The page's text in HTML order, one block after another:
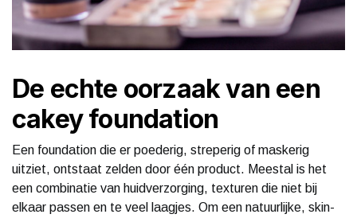
De echte oorzaak van een
cakey foundation
Een foundation die er poederig, streperig of maskerig
uitziet, ontstaat zelden door één product. Meestal is het
een combinatie van huidverzorging, texturen die niet bij
elkaar passen en te veel laagjes. Om een natuurlijke, skin-